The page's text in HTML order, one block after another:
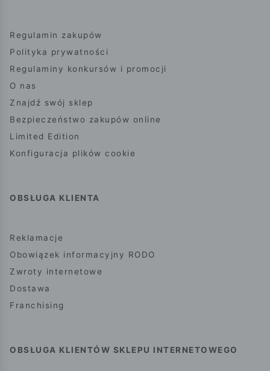
Regulamin zakupów
Polityka prywatności
Regulaminy konkursów i promocji
O nas
Znajdź swój sklep
Bezpieczeństwo zakupów online
Limited Edition
Konfiguracja plików cookie
OBSŁUGA KLIENTA
Reklamacje
Obowiązek informacyjny RODO
Zwroty internetowe
Dostawa
Franchising
OBSŁUGA KLIENTÓW SKLEPU INTERNETOWEGO